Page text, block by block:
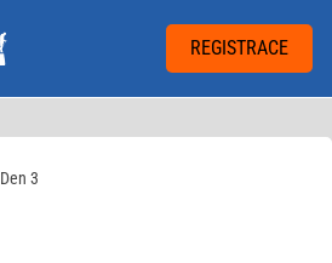
REGISTRACE
Den 3